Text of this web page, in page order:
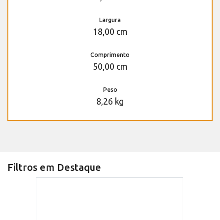
Largura
18,00 cm
Comprimento
50,00 cm
Peso
8,26 kg
Filtros em Destaque